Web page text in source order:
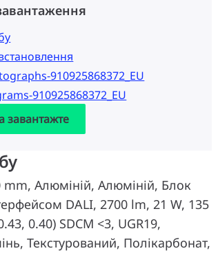
встановлення
910925868372_EU
910925868372_EU
завантажте
mm, Алюміній, Алюміній, Блок
DALI, 2700 lm, 21 W, 135
0.40) SDCM <3, UGR19,
Текстурований, Полікарбонат,